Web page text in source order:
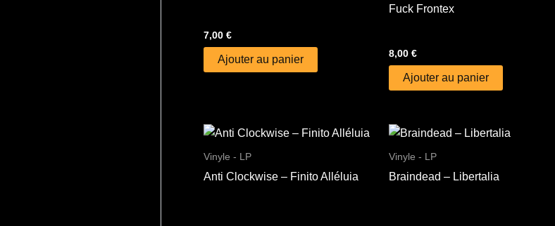
7,00 €
Ajouter au panier
Fuck Frontex
8,00€
Ajouter au panier
Vinyle - LP
Anti Clockwise – Finito Alléluia
Vinyle - LP
Braindead – Libertalia